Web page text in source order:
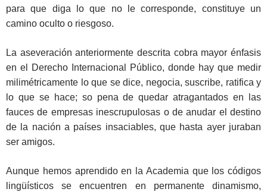
para que diga lo que no le corresponde, constituye un
camino oculto o riesgoso.
La aseveración anteriormente descrita cobra mayor énfasis
en el Derecho Internacional Público, donde hay que medir
milimétricamente lo que se dice, negocia, suscribe, ratifica y
lo que se hace; so pena de quedar atragantados en las
fauces de empresas inescrupulosas o de anudar el destino
de la nación a países insaciables, que hasta ayer juraban
ser amigos.
Aunque hemos aprendido en la Academia que los códigos
lingüísticos se encuentren en permanente dinamismo,